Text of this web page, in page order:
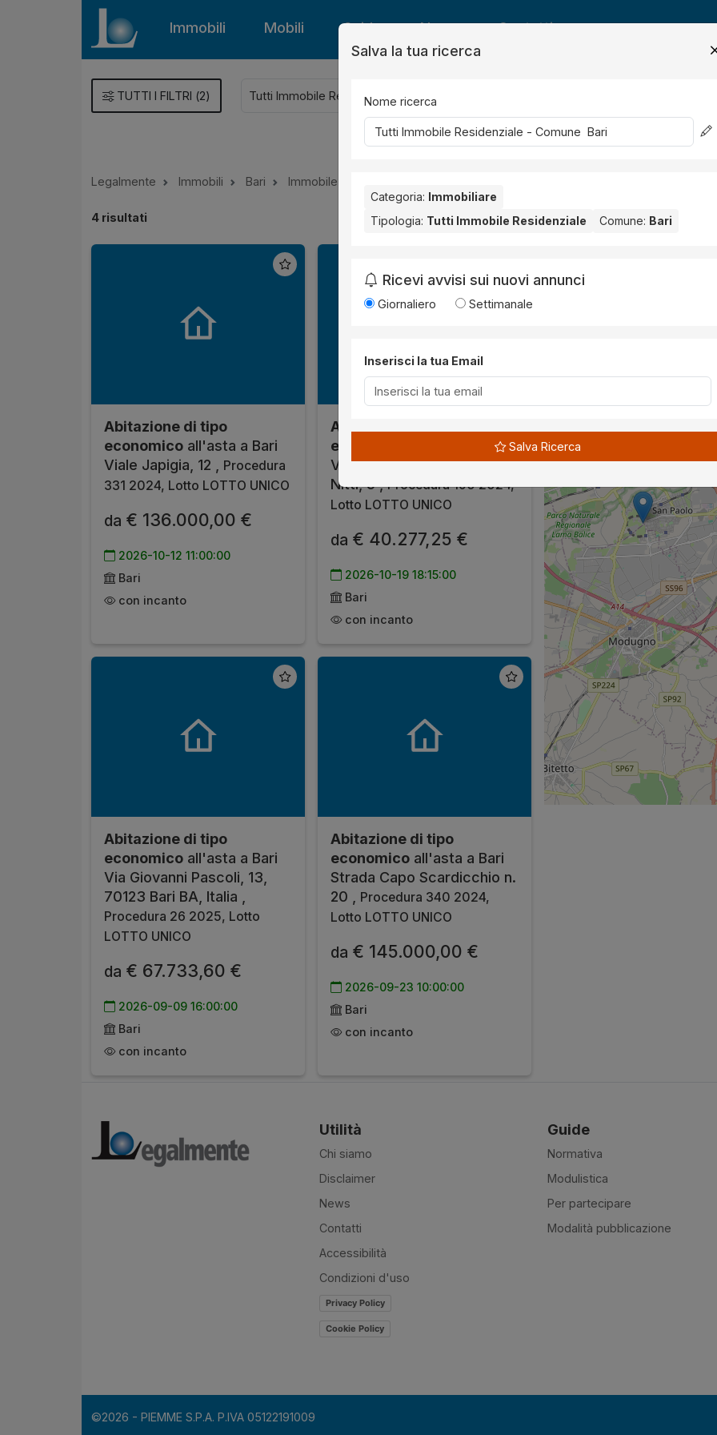
Immobili Mobili Guide News Contatti
TUTTI I FILTRI (2)
Legalmente Immobili Bari Immobile Residenziale
4 risultati
Abitazione di tipo
economico all'asta a Bari
Viale Japigia, 12 ,
Procedura
331 2024, Lotto LOTTO UNICO
da € 136.000,00 €
2026-10-12 11:00:00
Bari
con incanto
Abitazione di tipo
economico
all'asta a Bari
Via Monsignor Francesco
Nitti, 5 ,Procedura 190 2024,
Lotto LOTTO UNICO
da € 40.277,25 €
2026-10-19 18:15:00
Bari
con incanto
Abitazione di tipo
economico all'asta a Bari
Via Giovanni Pascoli, 13,
70123 Bari BA, Italia ,
Procedura 26 2025, Lotto
LOTTO UNICO
da € 67.733,60 €
2026-09-09 16:00:00
Bari
con incanto
Abitazione di tipo
economico all'asta a Bari
Strada Capo Scardicchio n.
20 ,
Procedura 340 2024,
Lotto LOTTO UNICO
da € 145.000,00 €
2026-09-23 10:00:00
Bari
con incanto
−
Utilità
Chi siamo
Disclaimer
News
Contatti
Accessibilità
Condizioni d'uso
Privacy Policy
Cookie Policy
Guide
Normativa
Modulistica
Per partecipare
Modalità pubblicazione
©2026 - PIEMME S.P.A. P.IVA 05122191009
Salva la tua ricerca
Nome ricerca
Categoria: Immobiliare
Tipologia: Tutti Immobile Residenziale Comune: Bari
Ricevi avvisi sui nuovi annunci
Giornaliero Settimanale
Inserisci la tua Email
Salva Ricerca